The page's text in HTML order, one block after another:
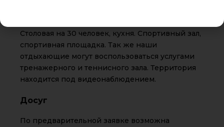
Столовая на 30 человек, кухня. Спортивный зал,
спортивная площадка. Так же наши
отдыхающие могут воспользоваться услугами
тренажерного и теннисного зала. Территория
находится под видеонаблюдением.
Досуг
По предварительной заявке возможна